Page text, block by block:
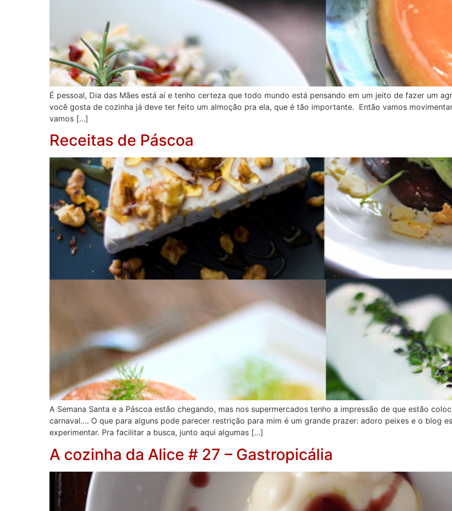
É pessoal, Dia das Mães está aí e tenho certeza que todo mundo está pensando em um jeito de fazer um
você gosta de cozinha já deve ter feito um almoção pra ela, que é tão importante. Então vamos
vamos […]
Receitas de Páscoa
A Semana Santa e a Páscoa estão chegando, mas nos supermercados tenho a impressão de que estão
carnaval…. O que para alguns pode parecer restrição para mim é um grande prazer: adoro peixes e o blog
experimentar. Pra facilitar a busca, junto aqui algumas […]
A cozinha da Alice # 27 – Gastropicália